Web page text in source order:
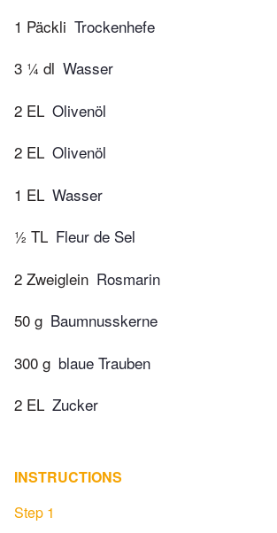
1 Päckli Trockenhefe
3 ¼ dl Wasser
2 EL Olivenöl
2 EL Olivenöl
1 EL Wasser
½ TL Fleur de Sel
2 Zweiglein Rosmarin
50 g Baumnusskerne
300 g blaue Trauben
2 EL Zucker
INSTRUCTIONS
Step 1